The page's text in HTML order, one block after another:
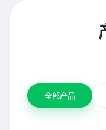
全部产品